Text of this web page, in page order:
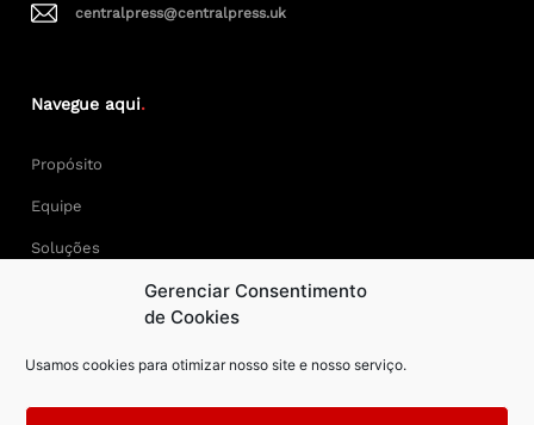
Gerenciar Consentimento
de Cookies
Usamos cookies para otimizar nosso site e nosso serviço.
centralpress@centralpress.uk
Navegue aqui.
Propósito
Equipe
Soluções